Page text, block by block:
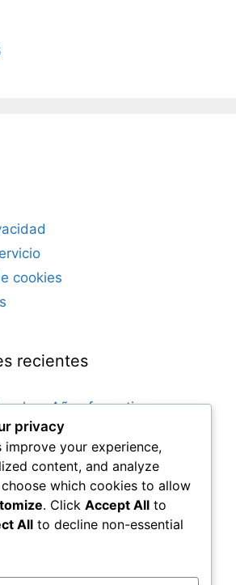
cookies
recientes
Años formativos,
Inicio de carrera
formativos, Inicios en el
Momentos clave,
Apariciones internacionales
Impacto en la selección
privacy
improve your experience,
content, and analyze
which cookies to allow
. Click Accept All to
All to decline non-essential